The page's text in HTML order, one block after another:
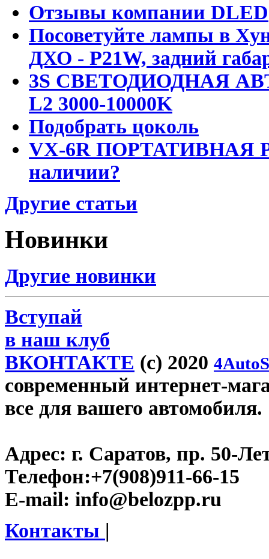
Отзывы компании DLED
Посоветуйте лампы в
ДХО - P21W, задний
3S СВЕТОДИОДНАЯ
L2 3000-10000K
Подобрать цоколь
VX-6R ПОРТАТИВНАЯ
наличии?
Другие статьи
Новинки
Другие новинки
Вступай
в наш клуб
ВКОНТАКТЕ (c) 2020
современный интернет-
все для вашего автомобиля.
Адрес: г. Саратов, пр. 50-
Телефон:+7(908)911-66-15
E-mail: info@belozpp.ru
Контакты |